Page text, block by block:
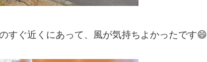
すぐ近くにあって、風が気持ちよかったです😄